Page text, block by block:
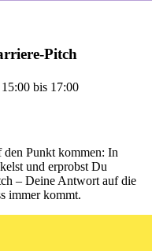
Pitch
15:00 bis 17:00
den Punkt kommen: In
und erprobst Du
– Deine Antwort auf die
immer kommt.